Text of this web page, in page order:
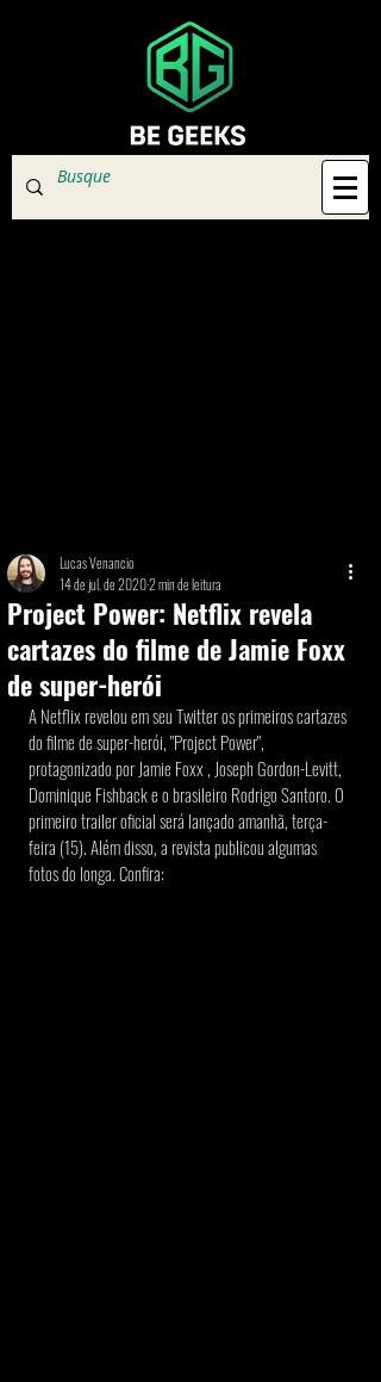
Project Power: Netflix revela
cartazes do filme de Jamie Foxx
de super-herói
Lucas Venancio
14 de jul. de 20202 min de leitura
A Netflix revelou em seu Twitter os primeiros cartazes
do filme de super-herói, "Project Power",
protagonizado por Jamie Foxx , Joseph Gordon-Levitt,
Dominique Fishback e o brasileiro Rodrigo Santoro. O
primeiro trailer oficial será lançado amanhã, terça-
feira (15). Além disso, a revista publicou algumas
fotos do longa. Confira: